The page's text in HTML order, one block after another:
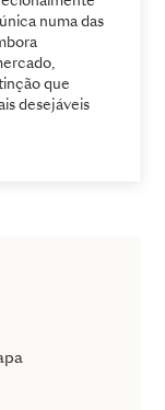
numa das
que
desejáveis